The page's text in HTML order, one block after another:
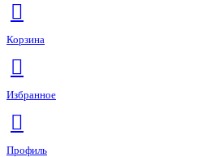
Корзина
Избранное
Профиль